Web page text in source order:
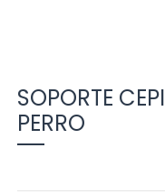
SOPORTE
PERRO